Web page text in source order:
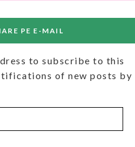
PE E-MAIL
to subscribe to this
of new posts by